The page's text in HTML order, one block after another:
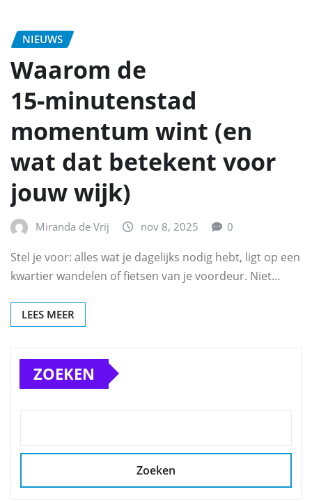
NIEUWS
Waarom de
15‑minutenstad
momentum wint (en
wat dat betekent voor
jouw wijk)
Miranda de Vrij nov 8, 2025 0
Stel je voor: alles wat je dagelijks nodig hebt, ligt op een
kwartier wandelen of fietsen van je voordeur. Niet…
LEES MEER
ZOEKEN
Zoeken